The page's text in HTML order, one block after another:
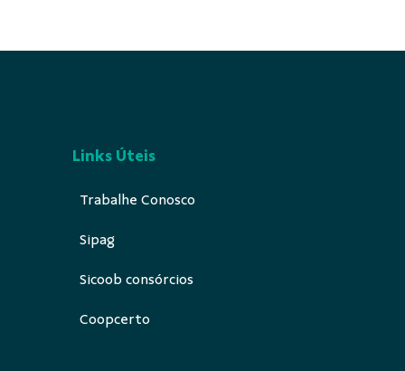
Links Úteis
Trabalhe Conosco
Sipag
Sicoob consórcios
Coopcerto